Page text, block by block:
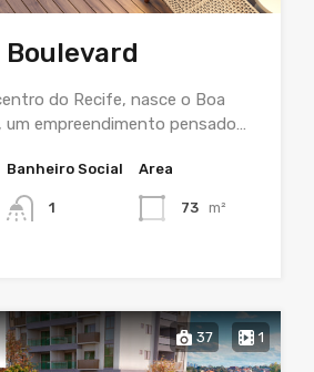
Boulevard
do Recife, nasce o Boa
um empreendimento pensado…
Banheiro Social
1
Area
73 m²
37 1